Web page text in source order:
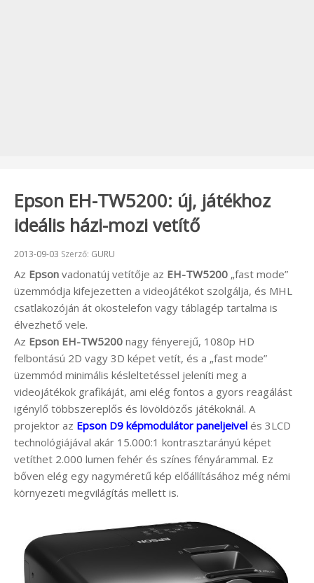
Epson EH-TW5200: új, játékhoz
ideális házi-mozi vetítő
Beküldve:
2013-09-03 Szerző: GURU
Az Epson vadonatúj vetítője az EH-TW5200 „fast mode”
üzemmódja kifejezetten a videojátékot szolgálja, és MHL
csatlakozóján át okostelefon vagy táblagép tartalma is
élvezhető vele.
Az Epson EH-TW5200 nagy fényerejű, 1080p HD
felbontású 2D vagy 3D képet vetít, és a „fast mode”
üzemmód minimális késleltetéssel jeleníti meg a
videojátékok grafikáját, ami elég fontos a gyors reagálást
igénylő többszereplős és lövöldözős játékoknál. A
projektor az Epson D9 képmodulátor paneljeivel és 3LCD
technológiájával akár 15.000:1 kontrasztarányú képet
vetíthet 2.000 lumen fehér és színes fényárammal. Ez
bőven elég egy nagyméretű kép előállításához még némi
környezeti megvilágítás mellett is.